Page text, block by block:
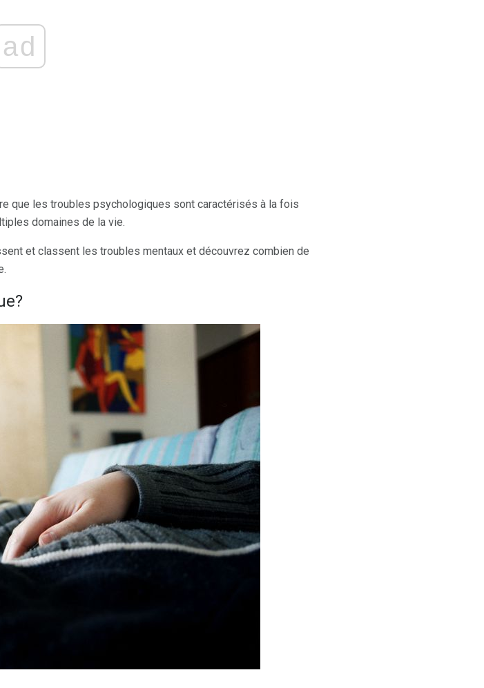
ad
que les troubles psychologiques sont caractérisés à la fois
domaines de la vie.
et classent les troubles mentaux et découvrez combien de